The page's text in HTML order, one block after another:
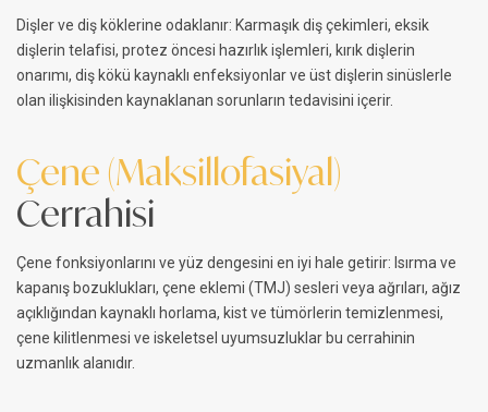
Dişler ve diş köklerine odaklanır: Karmaşık diş çekimleri, eksik
dişlerin telafisi, protez öncesi hazırlık işlemleri, kırık dişlerin
onarımı, diş kökü kaynaklı enfeksiyonlar ve üst dişlerin sinüslerle
olan ilişkisinden kaynaklanan sorunların tedavisini içerir.
Çene (Maksillofasiyal)
Cerrahisi
Çene fonksiyonlarını ve yüz dengesini en iyi hale getirir: Isırma ve
kapanış bozuklukları, çene eklemi (TMJ) sesleri veya ağrıları, ağız
açıklığından kaynaklı horlama, kist ve tümörlerin temizlenmesi,
çene kilitlenmesi ve iskeletsel uyumsuzluklar bu cerrahinin
uzmanlık alanıdır.